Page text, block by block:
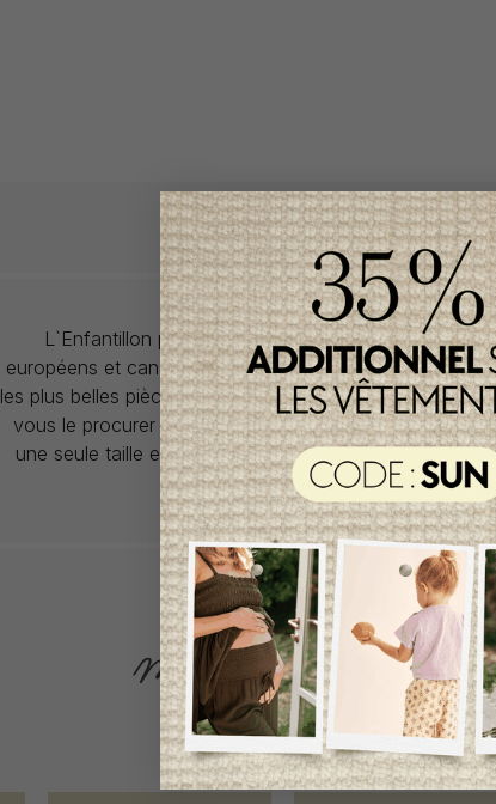
L`Enfantillon propose des collections pour de
européens et canadiens à prix imbattables. Nous
les plus belles pièces de saisons en saisons. Si un
vous le procurer car la plupart du temps, les articles
une seule taille et en un seul exemplaire. Profitez de
tout achat de 100$ et plus
ACCÈS RAPIDE
magasinez par